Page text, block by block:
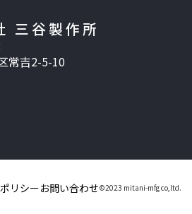
三谷製作所
常吉2-5-10
リシーお問い合わせ©2023 mitani-mfg co,ltd.